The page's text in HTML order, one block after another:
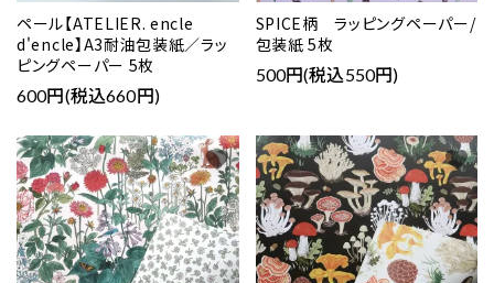
ペール【ATELIER. encle
d'encle】A3耐油包装紙／ラッ
ピングペーパー 5枚
600円(税込660円)
SPICE柄 ラッピングペーパー/
包装紙 5枚
500円(税込550円)
favorite favorite